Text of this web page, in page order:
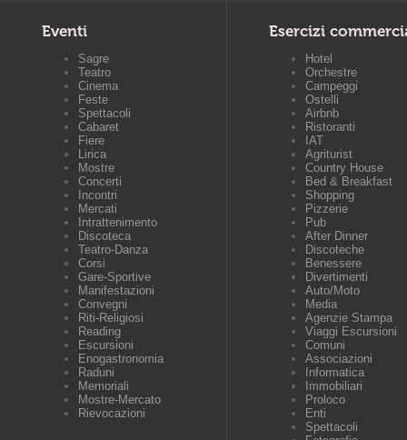
Eventi
Sagre
Teatro
Cinema
Feste
Spettacoli
Cabaret
Fiere
Lirica
Mostre
Concerti
Incontri
Mercati
Intrattenimento
Discoteca
Teatro-Danza
Corsi
Gare-Sportive
Manifestazioni
Convegni
Riti-Religiosi
Reading
Escursioni
Enogastronomia
Raduni
Memoriali
Mostre-Mercato
Rievocazioni
Esercizi
Hotel
Orchestre
Campeggi
Ostelli
Airbnb
Ristoranti
IAT
Agriturist
Country House
Bed & Breakfast
Shopping
Pizzerie
Pub
After Dinner
Discoteche
Benessere
Divertimenti
Auto/Moto
Media
Agenzie Stampa
Viaggi Escursioni
Comuni
Associazioni
Informatica
Immobiliari
Proloco
Enti
Spettacoli